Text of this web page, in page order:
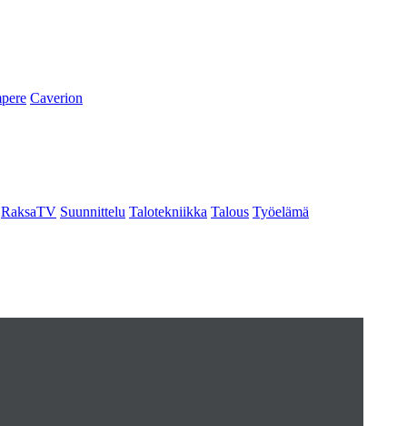
Caverion
RaksaTV Suunnittelu Talotekniikka Talous Työelämä